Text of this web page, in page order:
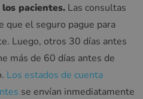
pacientes. Las consultas
que el seguro pague para
Luego, otros 30 días antes
más de 60 días antes de
Los estados de cuenta
se envían inmediatamente